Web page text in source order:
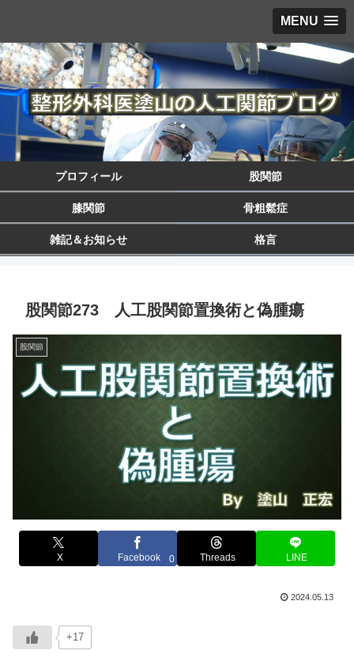
MENU
プロフィール 股関節
膝関節 骨粗鬆症
雑記＆お知らせ 格言
股関節273 人工股関節置換術と偽腫瘍
股関節
X Facebook 0 Threads LINE
2024.05.13
+17